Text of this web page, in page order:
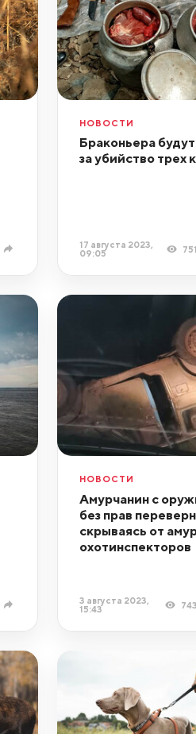
НОВОСТИ
Браконьера
за убийство трех
17 августа 2023,
09:05
751
НОВОСТИ
Амурчанин с
без прав
скрываясь от
охотинспекторов
3 августа 2023,
15:43
743